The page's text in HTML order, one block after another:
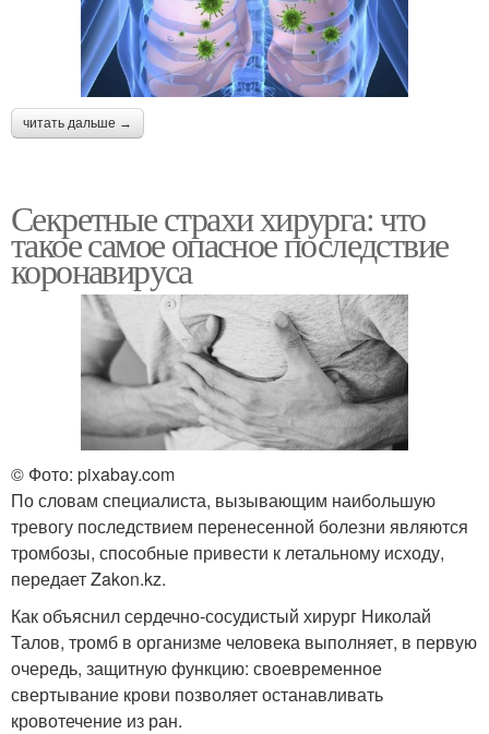
читать дальше →
Секретные страхи хирурга: что
такое самое опасное последствие
коронавируса
© Фото: pixabay.com
По словам специалиста, вызывающим наибольшую
тревогу последствием перенесенной болезни являются
тромбозы, способные привести к летальному исходу,
передает Zakon.kz.
Как объяснил сердечно-сосудистый хирург Николай
Талов, тромб в организме человека выполняет, в первую
очередь, защитную функцию: своевременное
свертывание крови позволяет останавливать
кровотечение из ран.